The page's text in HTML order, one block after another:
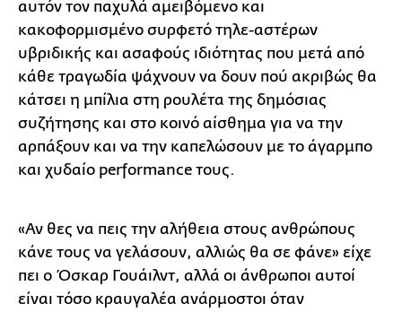
αυτόν τον παχυλά αμειβόμενο και
κακοφορμισμένο συρφετό τηλε-αστέρων
υβριδικής και ασαφούς ιδιότητας που μετά από
κάθε τραγωδία ψάχνουν να δουν πού ακριβώς θα
κάτσει η μπίλια στη ρουλέτα της δημόσιας
συζήτησης και στο κοινό αίσθημα για να την
αρπάξουν και να την καπελώσουν με το άγαρμπο
και χυδαίο performance τους.
«Αν θες να πεις την αλήθεια στους ανθρώπους
κάνε τους να γελάσουν, αλλιώς θα σε φάνε» είχε
πει ο Όσκαρ Γουάιλντ, αλλά οι άνθρωποι αυτοί
είναι τόσο κραυγαλέα ανάρμοστοι όταν